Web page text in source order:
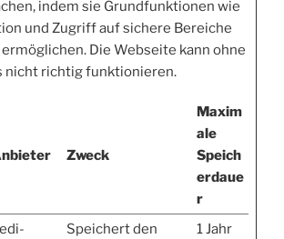
indem sie Grundfunktionen wie
und Zugriff auf sichere Bereiche
Die Webseite kann ohne
nicht richtig funktionieren.
Zweck
Maxim
ale
Speich
erdaue
r
Speichert den
1 Jahr